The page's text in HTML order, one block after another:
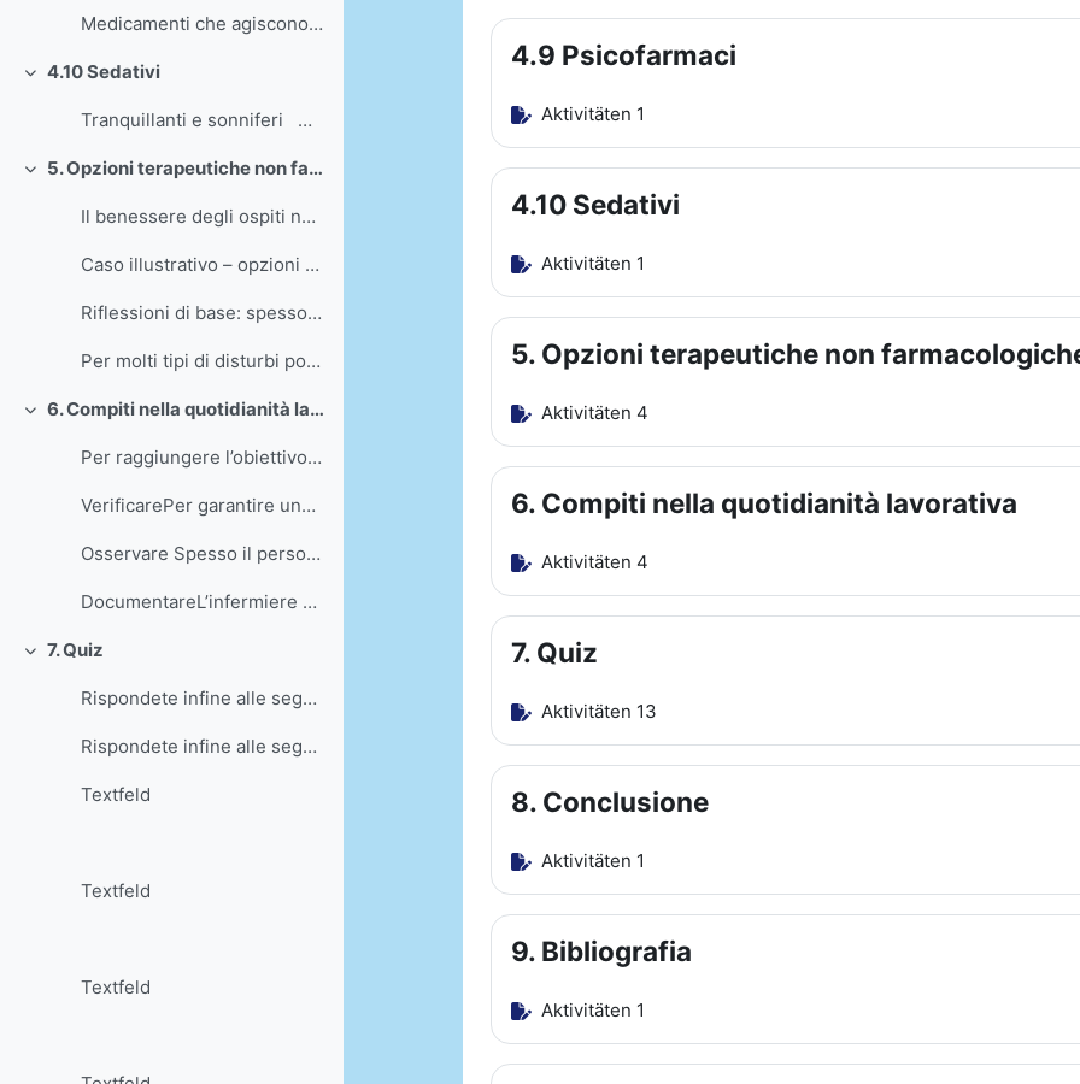
Medicamenti che agiscono sulla salute mentale &nb...
Einklappen
4.10 Sedativi
Tranquillanti e sonniferi Caso illust...
Einklappen 5. Opzioni terapeutiche non farmacologiche
Il benessere degli ospiti non dipende solo dai far...
Caso illustrativo – opzioni terapeutiche non far...
Riflessioni di base: spesso alcuni disturbi si ...
Per molti tipi di disturbi possono essere prese in...
Einklappen 6. Compiti nella quotidianità lavorativa
Per raggiungere l’obiettivo di una farmacoterapia ...
VerificarePer garantire una farmacoterapia sicura ...
Osservare Spesso il personale di cura conosce gli...
DocumentareL’infermiere competente documenta quest...
Einklappen
7. Quiz
Rispondete infine alle seguenti domande del quiz...
Rispondete infine alle seguenti domande del quiz. ...
Textfeld
Textfeld
Textfeld
4.9 Psicofarmaci
Aktivitäten 1
4.10 Sedativi
Aktivitäten 1
5. Opzioni terapeutiche non
Aktivitäten 4
6. Compiti nella quotidianità lavorativa
Aktivitäten 4
7. Quiz
Aktivitäten 13
8. Conclusione
Aktivitäten 1
9. Bibliografia
Aktivitäten 1